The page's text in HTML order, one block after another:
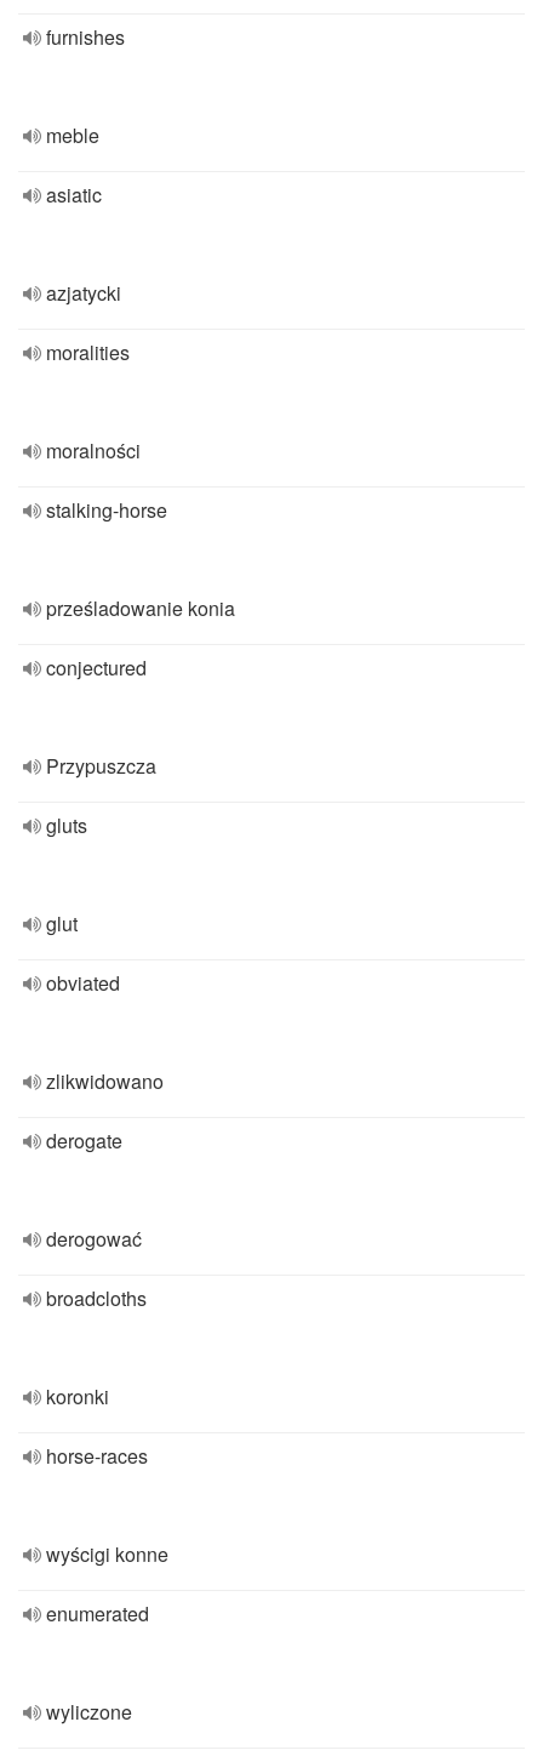
furnishes
meble
asiatic
azjatycki
moralities
moralności
stalking-horse
prześladowanie konia
conjectured
Przypuszcza
gluts
glut
obviated
zlikwidowano
derogate
derogować
broadcloths
koronki
horse-races
wyścigi konne
enumerated
wyliczone